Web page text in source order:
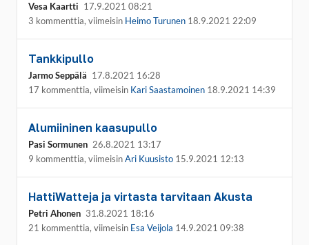
Vesa Kaartti 17.9.2021 08:21
3 kommenttia, viimeisin Heimo Turunen 18.9.2021 22:09
Tankkipullo
Jarmo Seppälä 17.8.2021 16:28
17 kommenttia, viimeisin Kari Saastamoinen 18.9.2021 14:39
Alumiininen kaasupullo
Pasi Sormunen 26.8.2021 13:17
9 kommenttia, viimeisinAri Kuusisto 15.9.2021 12:13
HattiWatteja ja virtasta tarvitaan Akusta
Petri Ahonen 31.8.2021 18:16
21 kommenttia, viimeisin Esa Veijola 14.9.2021 09:38